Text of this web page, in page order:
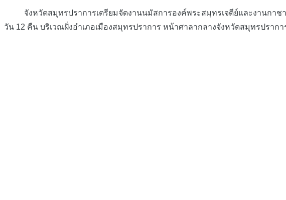
จังหวัดสมุทรปราการเตรียมจัดงานนมัสการองค์พระสมุทรเจดีย์และงานกาชา
วัน 12 คืน บริเวณฝั่งอำเภอเมืองสมุทรปราการ หน้าศาลากลางจังหวัดสมุทรปราก